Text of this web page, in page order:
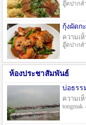
อู๊ดปากล
กุ้งผัดก
ความเห็
อู๊ดปากล
ห้องประชาสัมพันธ์
บ่อธรร
ความเห็
tongmak -